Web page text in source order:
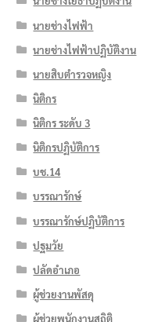
นายช่างไฟฟ้า
นายช่างไฟฟ้าปฏิบัติงาน
นายสิบตำรวจหญิง
นิติกร
นิติกร ระดับ 3
นิติกรปฏิบัติการ
บช.14
บรรณารักษ์
บรรณารักษ์ปฏิบัติการ
ปฐมวัย
ปลัดอำเภอ
ผู้ช่วยงานพัสดุ
ผู้ช่วยพนักงานสถิติ